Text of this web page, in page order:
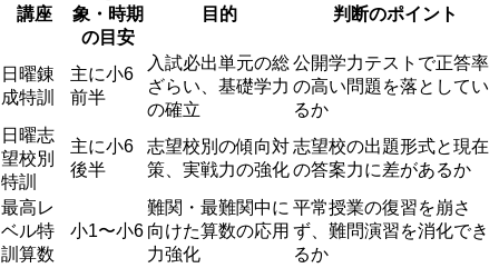
講座
象・時期
の目安
目的 判断のポイント
日曜錬
成特訓
主に小6
前半
入試必出単元の総
ざらい、基礎学力
の確立
公開学力テストで正答率
の高い問題を落としてい
るか
日曜志
望校別
特訓
主に小6
後半
志望校別の傾向対
策、実戦力の強化
志望校の出題形式と現在
の答案力に差があるか
最高レ
ベル特
訓算数
小1〜小6
難関・最難関中に
向けた算数の応用
力強化
平常授業の復習を崩さ
ず、難問演習を消化でき
るか